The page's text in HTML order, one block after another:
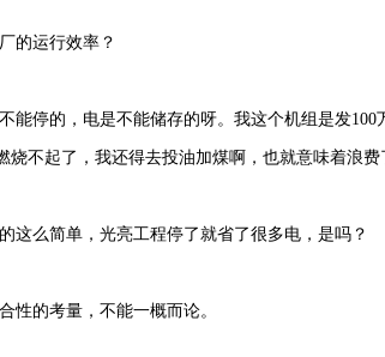
的运行效率？
能停的，电是不能储存的呀。我这个机组是发
不起了，我还得去投油加煤啊，也就意味着浪费
这么简单，光亮工程停了就省了很多电，是吗？
性的考量，不能一概而论。